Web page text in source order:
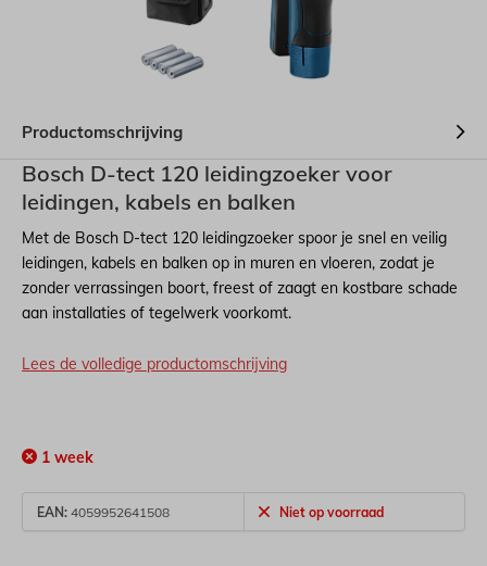
Productomschrijving
Bosch D-tect 120 leidingzoeker voor
leidingen, kabels en balken
Met de Bosch D-tect 120 leidingzoeker spoor je snel en veilig
leidingen, kabels en balken op in muren en vloeren, zodat je
zonder verrassingen boort, freest of zaagt en kostbare schade
aan installaties of tegelwerk voorkomt.
Lees de volledige productomschrijving
1 week
EAN: 4059952641508 Niet op voorraad